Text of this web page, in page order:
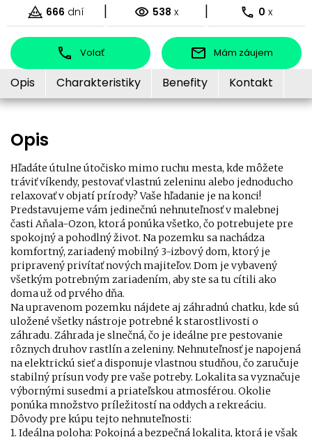
666 dní | 538 x | 0 x
Volať Mám záujem
Opis Charakteristiky Benefity Kontakt
Opis
Hľadáte útulne útočisko mimo ruchu mesta, kde môžete
tráviť víkendy, pestovať vlastnú zeleninu alebo jednoducho
relaxovať v objatí prírody? Vaše hľadanie je na konci!
Predstavujeme vám jedinečnú nehnuteľnosť v malebnej
časti Aňala-Ozon, ktorá ponúka všetko, čo potrebujete pre
spokojný a pohodlný život. Na pozemku sa nachádza
komfortný, zariadený mobilný 3-izbový dom, ktorý je
pripravený privítať nových majiteľov. Dom je vybavený
všetkým potrebným zariadením, aby ste sa tu cítili ako
doma už od prvého dňa.
Na upravenom pozemku nájdete aj záhradnú chatku, kde sú
uložené všetky nástroje potrebné k starostlivosti o
záhradu. Záhrada je slnečná, čo je ideálne pre pestovanie
rôznych druhov rastlín a zeleniny. Nehnuteľnosť je napojená
na elektrickú sieť a disponuje vlastnou studňou, čo zaručuje
stabilný prísun vody pre vaše potreby. Lokalita sa vyznačuje
výbornými susedmi a priateľskou atmosférou. Okolie
ponúka množstvo príležitostí na oddych a rekreáciu.
Dôvody pre kúpu tejto nehnuteľnosti:
1. Ideálna poloha: Pokojná a bezpečná lokalita, ktorá je však